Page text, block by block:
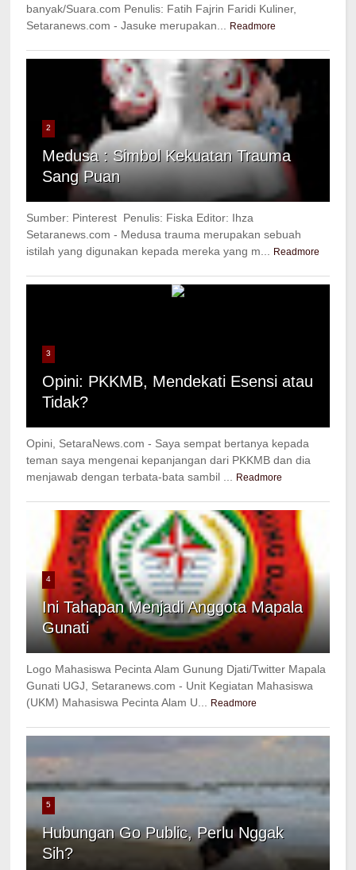
banyak/Suara.com Penulis: Fatih Fajrin Faridi Kuliner,
Setaranews.com - Jasuke merupakan...
Readmore
2
Medusa : Simbol Kekuatan Trauma
Sang Puan
Sumber: Pinterest Penulis: Fiska Editor: Ihza
Setaranews.com - Medusa trauma merupakan sebuah
istilah yang digunakan kepada mereka yang m...
Readmore
3
Opini: PKKMB, Mendekati Esensi atau
Tidak?
Opini, SetaraNews.com - Saya sempat bertanya kepada
teman saya mengenai kepanjangan dari PKKMB dan dia
menjawab dengan terbata-bata sambil ...
Readmore
4
Ini Tahapan Menjadi Anggota Mapala
Gunati
Logo Mahasiswa Pecinta Alam Gunung Djati/Twitter Mapala
Gunati UGJ, Setaranews.com - Unit Kegiatan Mahasiswa
(UKM) Mahasiswa Pecinta Alam U...
Readmore
5
Hubungan Go Public, Perlu Nggak
Sih?